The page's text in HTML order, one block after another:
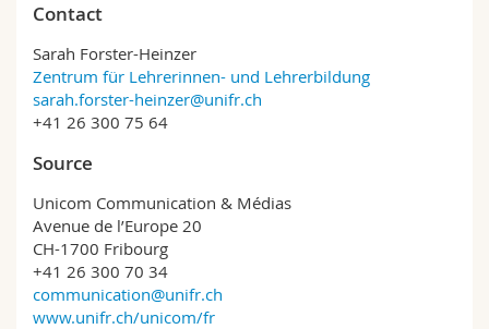
Contact
Sarah Forster-Heinzer
Zentrum für Lehrerinnen- und Lehrerbildung
sarah.forster-heinzer@unifr.ch
+41 26 300 75 64
Source
Unicom Communication & Médias
Avenue de l’Europe 20
CH-1700 Fribourg
+41 26 300 70 34
communication@unifr.ch
www.unifr.ch/unicom/fr